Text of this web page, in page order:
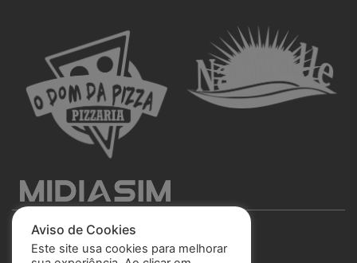
Aviso de Cookies
Este site usa cookies para melhorar